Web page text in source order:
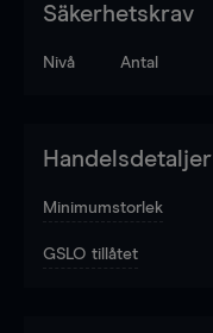
Säkerhetskrav
Nivå Antal
Handelsdetaljer
Minimumstorlek
GSLO tillåtet